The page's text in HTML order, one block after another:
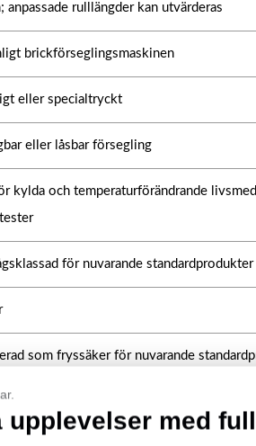
anpassade rulllängder kan utvärderas
brickförseglingsmaskinen
eller specialtryckt
eller låsbar försegling
kylda och temperaturförändrande
för nuvarande standardprodukter
som fryssäker för nuvarande
sallader, kylda måltider, kött,
och desserter
upplevelser med